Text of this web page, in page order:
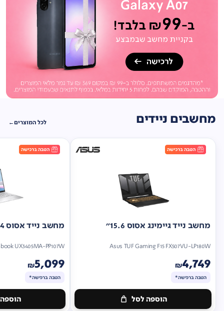
מחשבים ניידים לכל המוצרים
מחשב נייד גיימינג אסוס 15.6"
Asus TUF Gaming F15 FX507VU-LP180W
₪4,749
הטבה ברכישה*
הוספה לסל
מחשב נייד אסוס 14"
UX3405MA-PP107W
₪5,099
הטבה ברכישה*